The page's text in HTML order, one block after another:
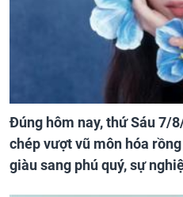
Đúng hôm nay, thứ Sáu 7/
chép vượt vũ môn hóa
giàu sang phú quý, sự